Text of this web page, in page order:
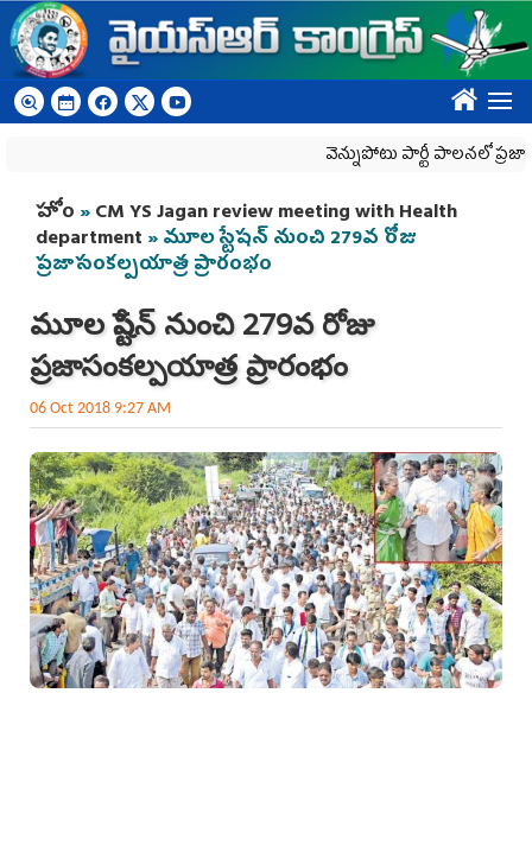
Skip to main content
????
వెన్నుపోటు పార్టీ పాలనలో
You are here
హోం »CM YS Jagan review meeting with Health
department » మూల స్టేషన్‌ నుంచి 279వ రోజు
ప్రజాసంకల్పయాత్ర ప్రారంభం
మూల స్టేషన్‌ నుంచి 279వ రోజు
ప్రజాసంకల్పయాత్ర ప్రారంభం
06 Oct 2018 9:27 AM